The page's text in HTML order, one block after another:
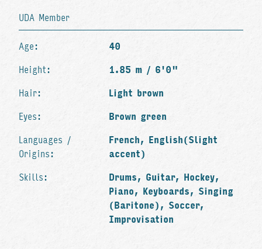
UDA Member
Age: 40
Height: 1.85 m / 6'0"
Hair: Light brown
Eyes: Brown green
Languages /
Origins:
French, English(Slight
accent)
Skills:
Drums, Guitar, Hockey,
Piano, Keyboards, Singing
(Baritone), Soccer,
Improvisation